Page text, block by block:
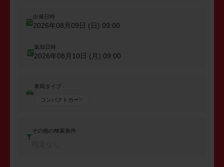
出発日時
2026年08月09日 (日) 09:00
返却日時
2026年08月10日 (月) 09:00
車両タイプ
コンパクトカー
その他の検索条件